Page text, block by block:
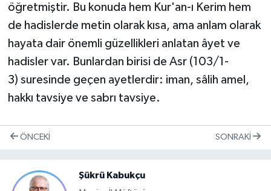
öğretmiştir. Bu konuda hem Kur'an-ı Kerim hem
de hadislerde metin olarak kısa, ama anlam olarak
hayata dair önemli güzellikleri anlatan âyet ve
hadisler var. Bunlardan birisi de Asr (103/1-
3) suresinde geçen ayetlerdir: iman, sâlih amel,
hakkı tavsiye ve sabrı tavsiye.
ÖNCEKI SONRAKI
Şükrü Kabukçu
Osmaniye Müftülüğü
Rize Müftülüğü
Sakarya Müftülüğü
Samsun Müftülüğü
Siirt Müftülüğü